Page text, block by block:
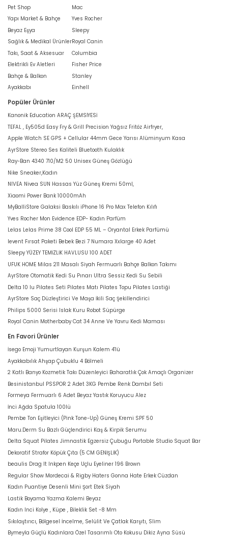
Pet Shop
Yapı Market & Bahçe
Beyaz Eşya
Sağlık & Medikal Ürünler
Takı, Saat & Aksesuar
Elektrikli Ev Aletleri
Bahçe & Balkon
Ayakkabı
Mac
Yves Rocher
Sleepy
Royal Canin
Columbia
Fisher Price
Stanley
Einhell
Popüler Ürünler
Kanonik Education ARAÇ ŞEMSİYESİ
TEFAL , Ey505d Easy Fry & Grill Precision Yağsız Fritöz Airfryer,
Apple Watch SE GPS + Cellular 44mm Gece Yarısı Alüminyum Kasa
AyrStore Stereo Ses Kaliteli Bluetooth Kulaklık
Ray-Ban 4340 710/M2 50 Unisex Güneş Gözlüğü
Nike Sneaker,Kadın
NIVEA Nivea SUN Hassas Yüz Güneş Kremi 50ml,
Xiaomi Power Bank 10000mAh
MyBalliStore Galaksi Baskılı iPhone 16 Pro Max Telefon Kılıfı
Yves Rocher Mon Evidence EDP- Kadın Parfüm
Lelas Lelas Prime 38 Cool EDP 55 ML – Oryantal Erkek Parfümü
levent Fırsat Paketi Bebek Bezi 7 Numara Xxlarge 40 Adet
Sleepy YÜZEY TEMİZLİK HAVLUSU 100 ADET
UFUK HOME Milas 211 Masalı Siyah Fermuarlı Bahçe Balkon Takımı
AyrStore Otomatik Kedi Su Pınarı Ultra Sessiz Kedi Su Sebili
Delta 10 lu Pilates Seti Pilates Matı Pilates Topu Pilates Lastiği
AyrStore Saç Düzleştirici Ve Maşa İkili Saç Şekillendirici
Philips 5000 Serisi Islak Kuru Robot Süpürge
Royal Canin Motherbaby Cat 34 Anne Ve Yavru Kedi Maması
En Favori Ürünler
İsego Emoji Yumurtlayan Kurşun Kalem 4'lü
Ayakkabılık Ahşap Çubuklu 4 Bölmeli
2 Katlı Banyo Kozmetik Takı Düzenleyici Baharatlık Çok Amaçlı Organizer
Besinistanbul PSSPOR 2 Adet 3KG Pembe Renk Dambıl Seti
Formeya Fermuarlı 6 Adet Beyaz Yastık Koruyucu Alez
İnci Ağda Spatula 100lü
Pembe Ton Eşitleyici (Pink Tone-Up) Güneş Kremi SPF 50
Maru.Derm Su Bazlı Güçlendirici Kaş & Kirpik Serumu
Delta Squat Pilates Jimnastik Egzersiz Çubuğu Portable Studio Squat Bar
Dekoratif Strafor Köpük Çıta (5 CM GENİŞLİK)
beaulis Drag It Inkpen Keçe Uçlu Eyeliner 196 Brown
Regular Show Mordecai & Rigby Haters Gonna Hate Erkek Cüzdan
Kadın Puantiye Desenli Mini Şort Etek Siyah
Lastik Boyama Yazma Kalemi Beyaz
Kadın Inci Kolye , Küpe , Bileklik Set -8 Mm
Sıkılaştırıcı, Bölgesel İncelme, Selülit Ve Çatlak Karşıtı, Slim
Bymeyla Güçlü Kadınlara Özel Tasarımlı Oto Kokusu Dikiz Ayna Süsü